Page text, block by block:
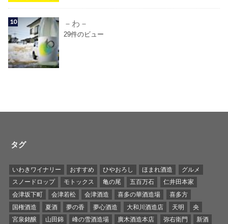
－わ－
29件のビュー
タグ
いわきワイナリー おすすめ ひやおろし ほまれ酒造
グルメ
スノードロップ
モトックス 亀の尾 五百万石
仁井田本家
会津坂下町
会津若松 会津酒造 喜多の華酒造場
喜多方
国権酒造
夏酒 夢の香 夢心酒造 大和川酒造店 天明
央
宮泉銘醸
山田錦 峰の雪酒造場 廣木酒造本店 弥右衛門
新酒